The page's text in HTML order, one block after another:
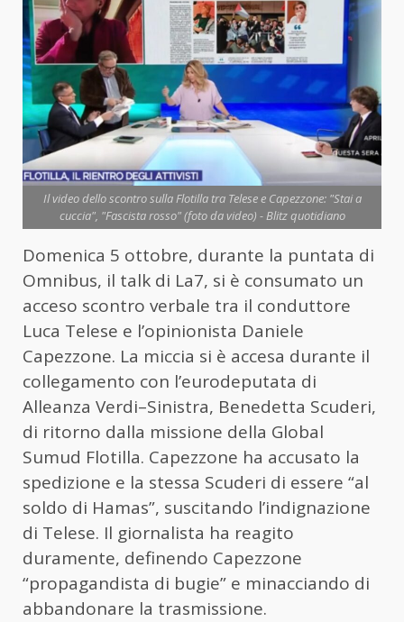
Il video dello scontro sulla Flotilla tra Telese e Capezzone: "Stai a
cuccia", "Fascista rosso" (foto da video) - Blitz quotidiano
Domenica 5 ottobre, durante la puntata di
Omnibus, il talk di La7, si è consumato un
acceso scontro verbale tra il conduttore
Luca Telese e l’opinionista Daniele
Capezzone. La miccia si è accesa durante il
collegamento con l’eurodeputata di
Alleanza Verdi–Sinistra, Benedetta Scuderi,
di ritorno dalla missione della Global
Sumud Flotilla. Capezzone ha accusato la
spedizione e la stessa Scuderi di essere “al
soldo di Hamas”, suscitando l’indignazione
di Telese. Il giornalista ha reagito
duramente, definendo Capezzone
“propagandista di bugie” e minacciando di
abbandonare la trasmissione.